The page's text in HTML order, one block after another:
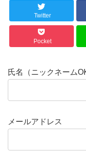
Twitter
Pocket
氏名（ニックネーム
メールアドレス